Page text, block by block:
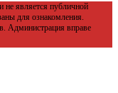
не является публичной
для ознакомления.
Администрация вправе